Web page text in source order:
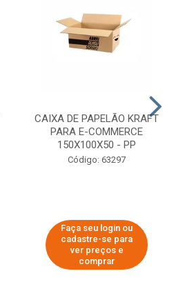
CAIXA DE PAPELÃO KRAFT
PARA E-COMMERCE
150X100X50 - PP
Código: 63297
Faça seu login ou
cadastre-se para
ver preços e
comprar